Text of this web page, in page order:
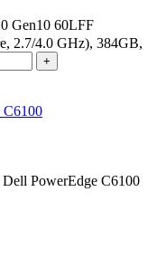
Gen10 60LFF
2.7/4.0 GHz), 384GB,
+
C6100
PowerEdge C6100